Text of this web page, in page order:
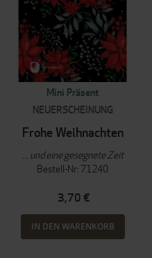
Mini Präsent
NEUERSCHEINUNG
Frohe Weihnachten
... und eine gesegnete Zeit
Bestell-Nr: 71240
3,70 €
IN DEN WARENKORB